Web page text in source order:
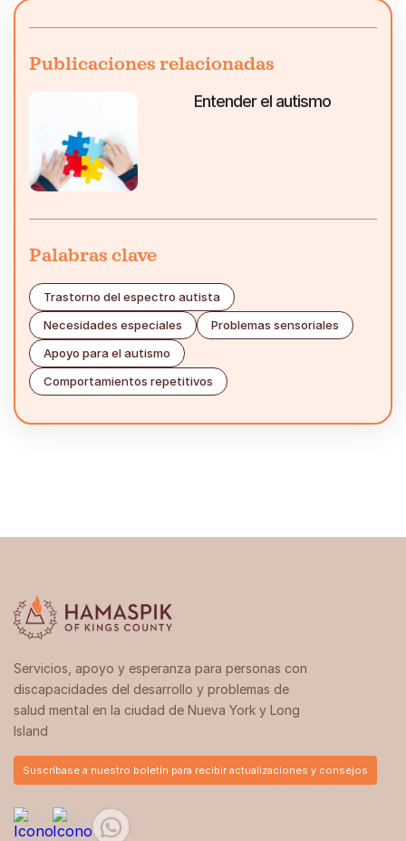
Publicaciones relacionadas
Entender el autismo
Palabras clave
Trastorno del espectro autista
Necesidades especiales
Problemas sensoriales
Apoyo para el autismo
Comportamientos repetitivos
Servicios, apoyo y esperanza para personas con
discapacidades del desarrollo y problemas de
salud mental en la ciudad de Nueva York y Long
Island
Suscríbase a nuestro boletín para recibir actualizaciones y consejos